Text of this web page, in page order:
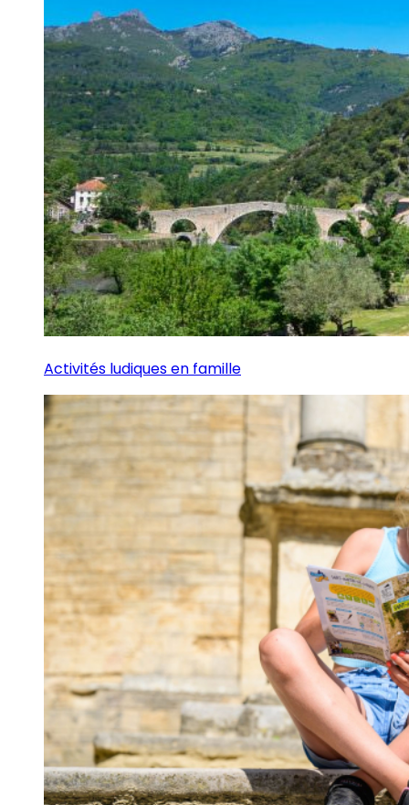
Activités ludiques en famille